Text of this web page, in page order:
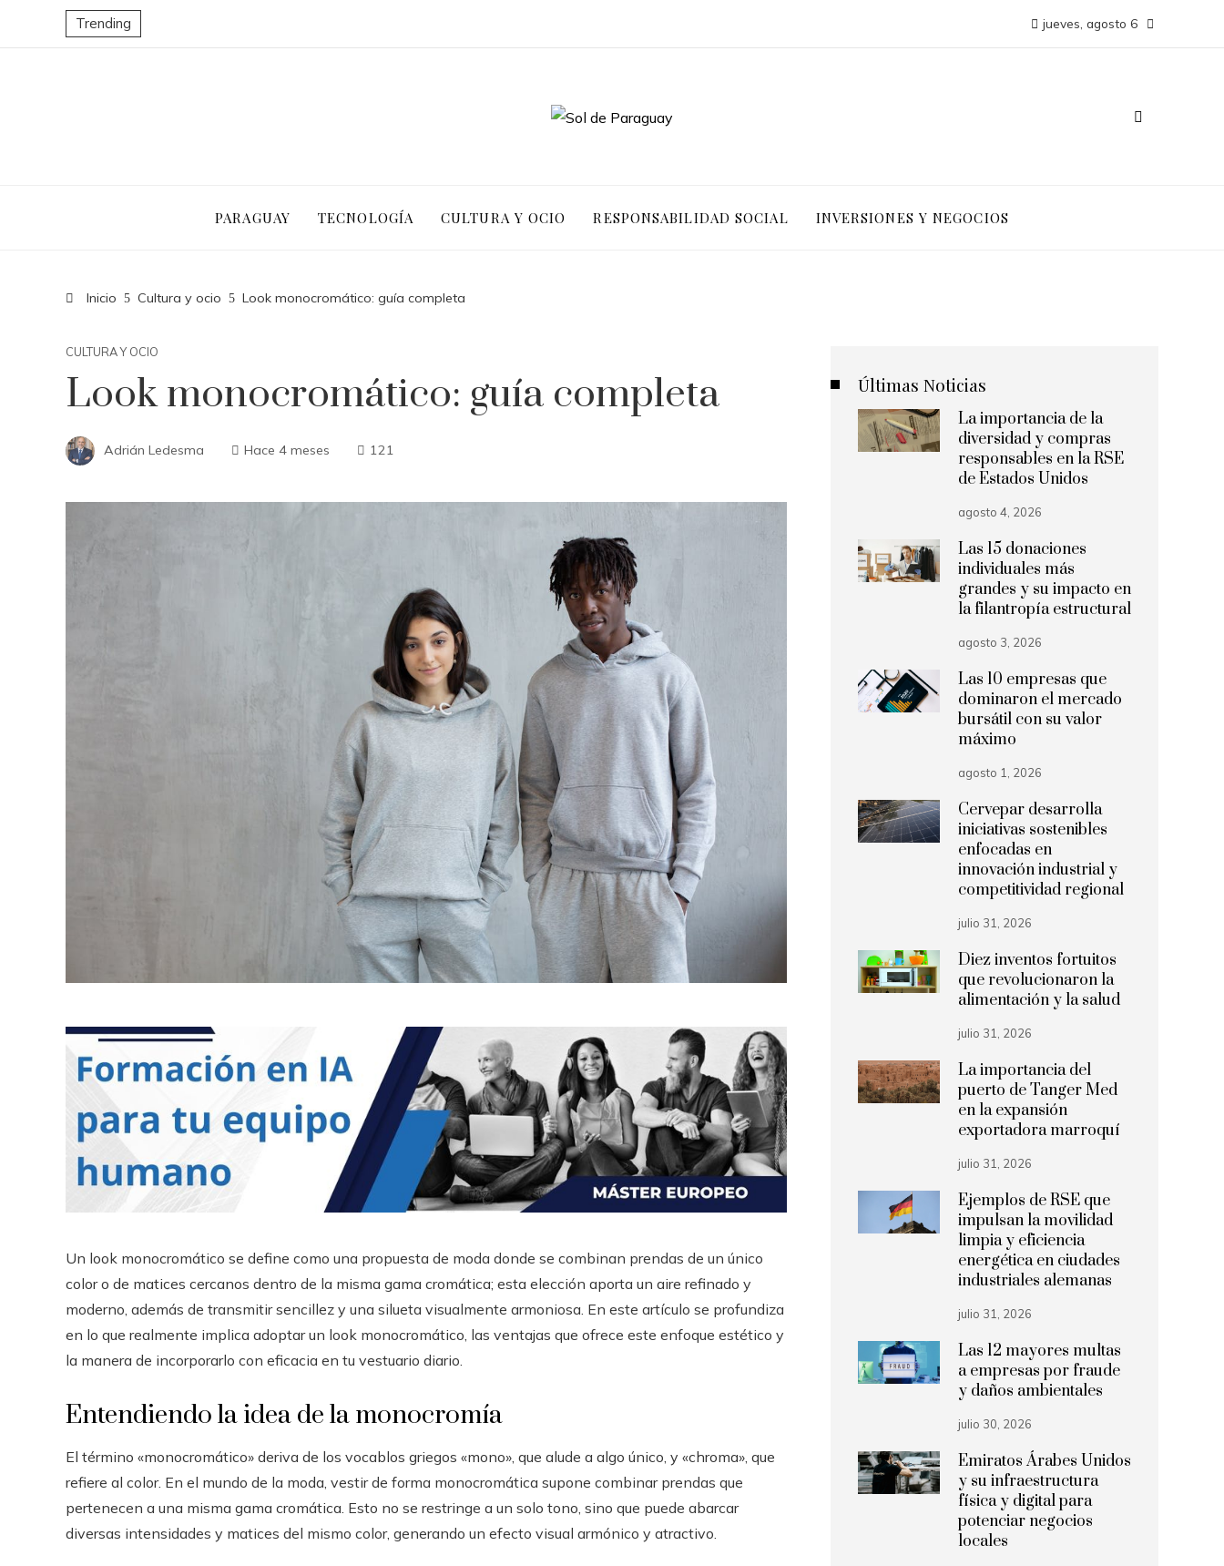
Trending jueves, agosto 6
PARAGUAY TECNOLOGÍA CULTURA Y OCIO RESPONSABILIDAD SOCIAL INVERSIONES Y NEGOCIOS
Inicio Cultura y ocio Look monocromático: guía completa
CULTURA Y OCIO
Look monocromático: guía completa
Adrián Ledesma Hace 4 meses 121
Un look monocromático se define como una propuesta de moda donde se combinan prendas de un único
color o de matices cercanos dentro de la misma gama cromática; esta elección aporta un aire refinado y
moderno, además de transmitir sencillez y una silueta visualmente armoniosa. En este artículo se profundiza
en lo que realmente implica adoptar un look monocromático, las ventajas que ofrece este enfoque estético y
la manera de incorporarlo con eficacia en tu vestuario diario.
Entendiendo la idea de la monocromía
El término «monocromático» deriva de los vocablos griegos «mono», que alude a algo único, y «chroma», que
refiere al color. En el mundo de la moda, vestir de forma monocromática supone combinar prendas que
pertenecen a una misma gama cromática. Esto no se restringe a un solo tono, sino que puede abarcar
diversas intensidades y matices del mismo color, generando un efecto visual armónico y atractivo.
Últimas Noticias
La importancia de la
diversidad y compras
responsables en la RSE
de Estados Unidos
agosto 4, 2026
Las 15 donaciones
individuales más
grandes y su impacto en
la filantropía estructural
agosto 3, 2026
Las 10 empresas que
dominaron el mercado
bursátil con su valor
máximo
agosto 1, 2026
Cervepar desarrolla
iniciativas sostenibles
enfocadas en
innovación industrial y
competitividad regional
julio 31, 2026
Diez inventos fortuitos
que revolucionaron la
alimentación y la salud
julio 31, 2026
La importancia del
puerto de Tanger Med
en la expansión
exportadora marroquí
julio 31, 2026
Ejemplos de RSE que
impulsan la movilidad
limpia y eficiencia
energética en ciudades
industriales alemanas
julio 31, 2026
Las 12 mayores multas
a empresas por fraude
y daños ambientales
julio 30, 2026
Emiratos Árabes Unidos
y su infraestructura
física y digital para
potenciar negocios
locales